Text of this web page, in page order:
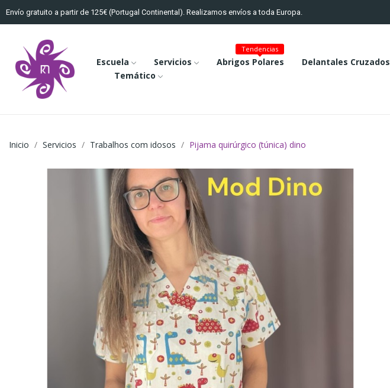
Envío gratuito a partir de 125€ (Portugal Continental). Realizamos envíos a toda Europa.
Escuela Servicios Abrigos Polares
Tendencias
Delantales Cruzados
Temático
Inicio Servicios Trabalhos com idosos Pijama quirúrgico (túnica) dino